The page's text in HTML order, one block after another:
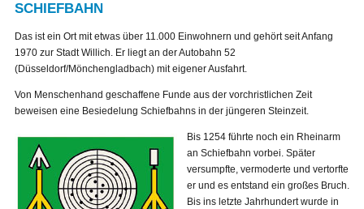
SCHIEFBAHN
Das ist ein Ort mit etwas über 11.000 Einwohnern und gehört seit Anfang
1970 zur Stadt Willich. Er liegt an der Autobahn 52
(Düsseldorf/Mönchengladbach) mit eigener Ausfahrt.
Von Menschenhand geschaffene Funde aus der vorchristlichen Zeit
beweisen eine Besiedelung Schiefbahns in der jüngeren Steinzeit.
Bis 1254 führte noch ein Rheinarm
an Schiefbahn vorbei. Später
versumpfte, vermoderte und vertorfte
er und es entstand ein großes Bruch.
Bis ins letzte Jahrhundert wurde in